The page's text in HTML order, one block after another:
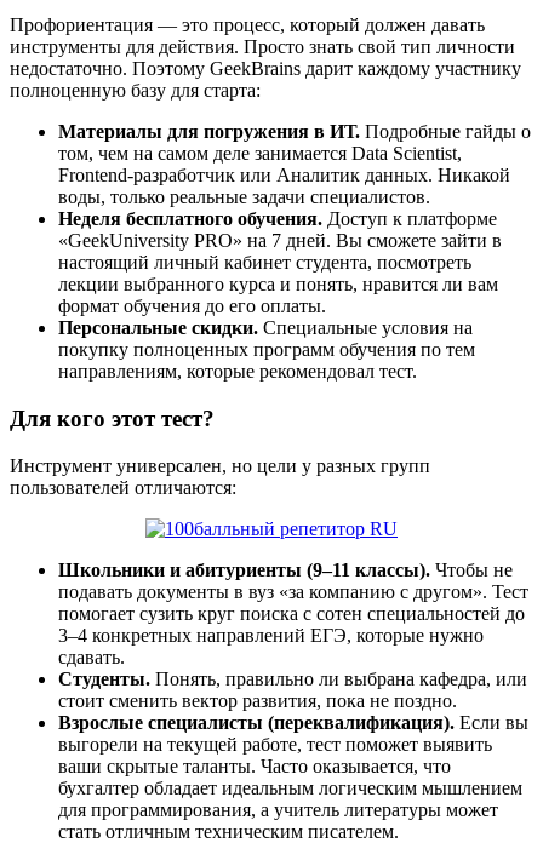
Профориентация — это процесс, который должен давать
инструменты для действия. Просто знать свой тип личности
недостаточно. Поэтому GeekBrains дарит каждому участнику
полноценную базу для старта:
Материалы для погружения в ИТ. Подробные гайды о
том, чем на самом деле занимается Data Scientist,
Frontend-разработчик или Аналитик данных. Никакой
воды, только реальные задачи специалистов.
Неделя бесплатного обучения. Доступ к платформе
«GeekUniversity PRO» на 7 дней. Вы сможете зайти в
настоящий личный кабинет студента, посмотреть
лекции выбранного курса и понять, нравится ли вам
формат обучения до его оплаты.
Персональные скидки. Специальные условия на
покупку полноценных программ обучения по тем
направлениям, которые рекомендовал тест.
Для кого этот тест?
Инструмент универсален, но цели у разных групп
пользователей отличаются:
Школьники и абитуриенты (9–11 классы). Чтобы не
подавать документы в вуз «за компанию с другом». Тест
помогает сузить круг поиска с сотен специальностей до
3–4 конкретных направлений ЕГЭ, которые нужно
сдавать.
Студенты. Понять, правильно ли выбрана кафедра, или
стоит сменить вектор развития, пока не поздно.
Взрослые специалисты (переквалификация). Если вы
выгорели на текущей работе, тест поможет выявить
ваши скрытые таланты. Часто оказывается, что
бухгалтер обладает идеальным логическим мышлением
для программирования, а учитель литературы может
стать отличным техническим писателем.